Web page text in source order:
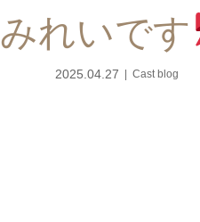
みれいです
2025.04.27 Cast blog